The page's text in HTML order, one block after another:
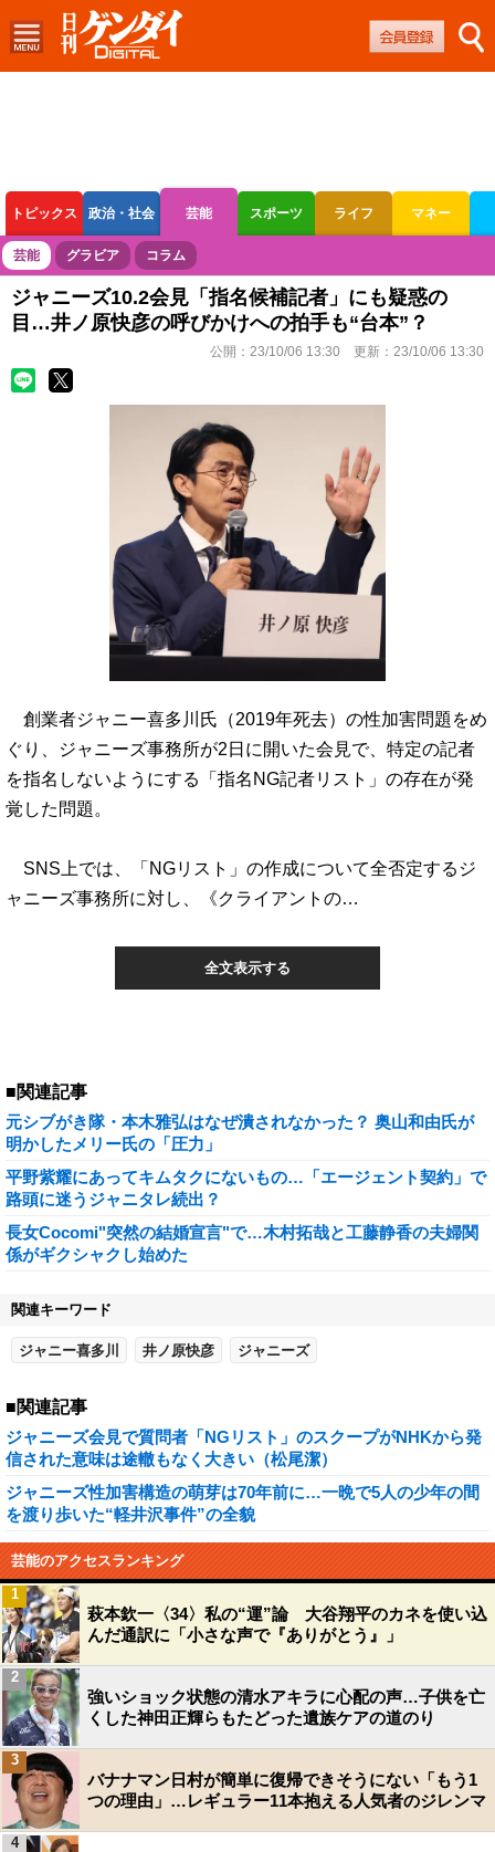
トピックス 政治・社会 芸能 スポーツ ライフ マネー
ボートレース 競輪 オートレース
芸能 グラビア コラム
ジャニーズ10.2会見「指名候補記者」にも疑惑の
目…井ノ原快彦の呼びかけへの拍手も“台本”？
公開： 23/10/06 13:30 更新： 23/10/06 13:30
創業者ジャニー喜多川氏（2019年死去）の性加害問題をめ
ぐり、ジャニーズ事務所が2日に開いた会見で、特定の記者
を指名しないようにする「指名NG記者リスト」の存在が発
覚した問題。
SNS上では、「NGリスト」の作成について全否定するジ
ャニーズ事務所に対し、《クライアントの…
全文表示する
■関連記事
元シブがき隊・本木雅弘はなぜ潰されなかった？ 奥山和由氏が
明かしたメリー氏の「圧力」
平野紫耀にあってキムタクにないもの…「エージェント契約」で
路頭に迷うジャニタレ続出？
長女Cocomi"突然の結婚宣言"で…木村拓哉と工藤静香の夫婦関
係がギクシャクし始めた
関連キーワード
ジャニー喜多川 井ノ原快彦 ジャニーズ
■関連記事
ジャニーズ会見で質問者「NGリスト」のスクープがNHKから発
信された意味は途轍もなく大きい（松尾潔）
ジャニーズ性加害構造の萌芽は70年前に…一晩で5人の少年の間
を渡り歩いた“軽井沢事件”の全貌
芸能のアクセスランキング
萩本欽一〈34〉私の“運”論 大谷翔平のカネを使い込
んだ通訳に「小さな声で『ありがとう』」
1
強いショック状態の清水アキラに心配の声…子供を亡
くした神田正輝らもたどった遺族ケアの道のり
2
バナナマン日村が簡単に復帰できそうにない「もう1
つの理由」…レギュラー11本抱える人気者のジレンマ
3
4